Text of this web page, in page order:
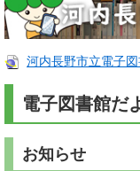
河内長野市立電子
電子図書館だ
お知らせ